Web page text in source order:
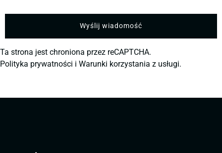
Ta strona jest chroniona przez reCAPTCHA.
Polityka prywatności i Warunki korzystania z usługi.